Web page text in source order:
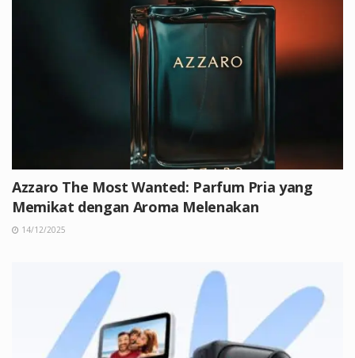
Azzaro The Most Wanted: Parfum Pria yang
Memikat dengan Aroma Melenakan
14/12/2025